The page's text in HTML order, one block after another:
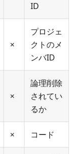
ID
×
プロジェ
クトのメ
ンバID
×
論理削除
されてい
るか
× コード